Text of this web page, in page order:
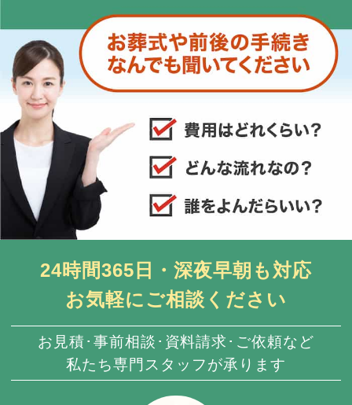
24時間365日・深夜早朝も対応
お気軽にご相談ください
お見積･事前相談･資料請求･ご依頼など
私たち専門スタッフが承ります